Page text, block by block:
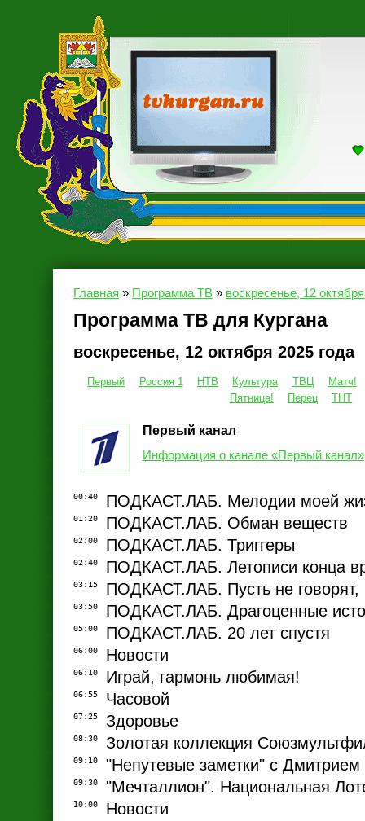
Главная » Программа ТВ » воскресенье, 12
Программа ТВ для Кургана
воскресенье, 12 октября 2025 года
Первый Россия 1 НТВ Культура ТВЦ
Матч!
Пятница!
Перец ТНТ
Первый канал
Информация о канале «Первый канал»
00:40 ПОДКАСТ.ЛАБ. Мелодии моей
01:20 ПОДКАСТ.ЛАБ. Обман веществ
02:00 ПОДКАСТ.ЛАБ. Триггеры
02:40 ПОДКАСТ.ЛАБ. Летописи конца
03:15 ПОДКАСТ.ЛАБ. Пусть не говорят,
03:50 ПОДКАСТ.ЛАБ. Драгоценные
05:00 ПОДКАСТ.ЛАБ. 20 лет спустя
06:00 Новости
06:10 Играй, гармонь любимая!
06:55 Часовой
07:25 Здоровье
08:30 Золотая коллекция
09:10 "Непутевые заметки" с
09:30 "Мечталлион". Национальная
10:00 Новости